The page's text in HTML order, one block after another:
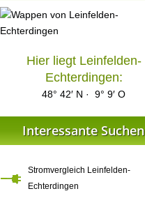
Hier liegt Leinfelden-
Echterdingen:
48° 42′ N · 9° 9′ O
Interessante Suchen
Stromvergleich Leinfelden-
Echterdingen